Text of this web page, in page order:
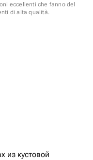
eccellenti che fanno del
di alta qualità.
из кустовой